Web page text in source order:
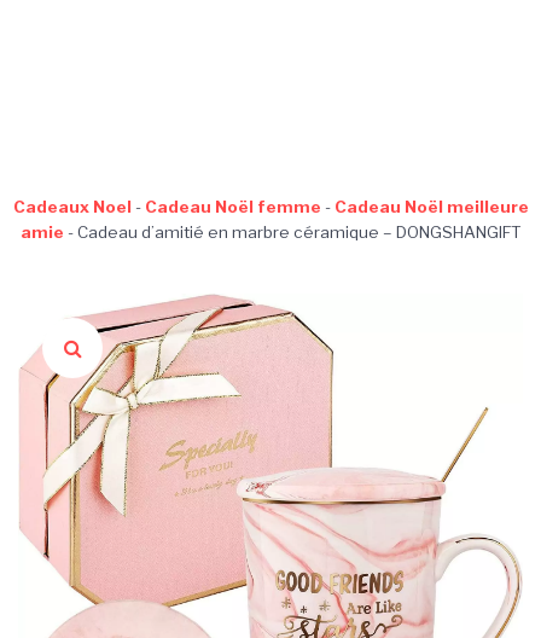
Cadeaux Noel - Cadeau Noël femme - Cadeau Noël meilleure
amie -Cadeau d’amitié en marbre céramique – DONGSHANGIFT